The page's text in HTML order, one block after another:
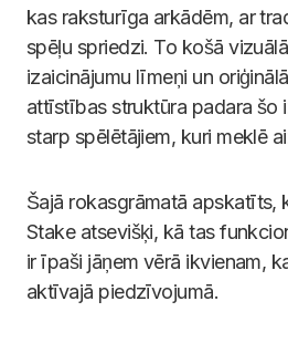
kas raksturīga arkādēm, ar
spēļu spriedzi. To košā
izaicinājumu līmeņi un
attīstības struktūra padara šo
starp spēlētājiem, kuri meklē
Šajā rokasgrāmatā apskatīts,
Stake atsevišķi, kā tas
ir īpaši jāņem vērā ikvienam,
aktīvajā piedzīvojumā.